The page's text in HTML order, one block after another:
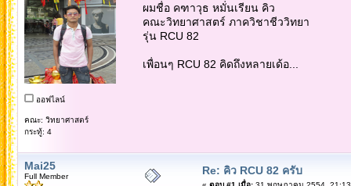
ออฟไลน์
คณะ: วิทยาศาสตร์
กระทู้: 4
ผมชื่อ คฑาวุธ หมั่นเรียน คิว
คณะวิทยาศาสตร์ ภาควิชาชีววิทยา
รุ่น RCU 82
เพื่อนๆ RCU 82 คิดถึงหลายเด้อ...
Mai25
Full Member Re: คิว RCU 82 ครับ